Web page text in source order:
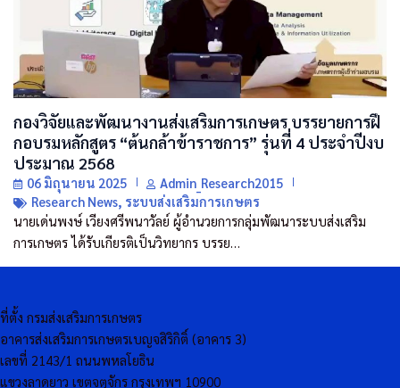
กองวิจัยและพัฒนางานส่งเสริมการเกษตร บรรยายการฝึ
กอบรมหลักสูตร “ต้นกล้าข้าราชการ” รุ่นที่ 4 ประจำปีงบ
ประมาณ 2568
06 มิถุนายน 2025
Admin_Research2015
Research News, ระบบส่งเสริมการเกษตร
นายเด่นพงษ์ เวียงศรีพนาวัลย์ ผู้อำนวยการกลุ่มพัฒนาระบบส่งเสริม
การเกษตร ได้รับเกียรติเป็นวิทยากร บรรย…
ที่ตั้ง กรมส่งเสริมการเกษตร
อาคารส่งเสริมการเกษตรเบญจสิริกิติ์ (อาคาร 3)
เลขที่ 2143/1 ถนนพหลโยธิน
แขวงลาดยาว เขตจตุจักร กรุงเทพฯ 10900